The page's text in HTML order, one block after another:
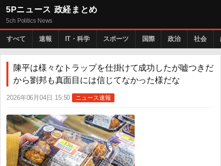
5Pニュース 政経まとめ
5ch Politics News
すべて 速報 IT・科学 スポーツ 国際 政治 社会
陳平は様々なトラップを仕掛けて成功したが嘘つきだ
から劉邦も真面目には信じてなかった様だな
2026年06月04日 15:50 ニュース速報